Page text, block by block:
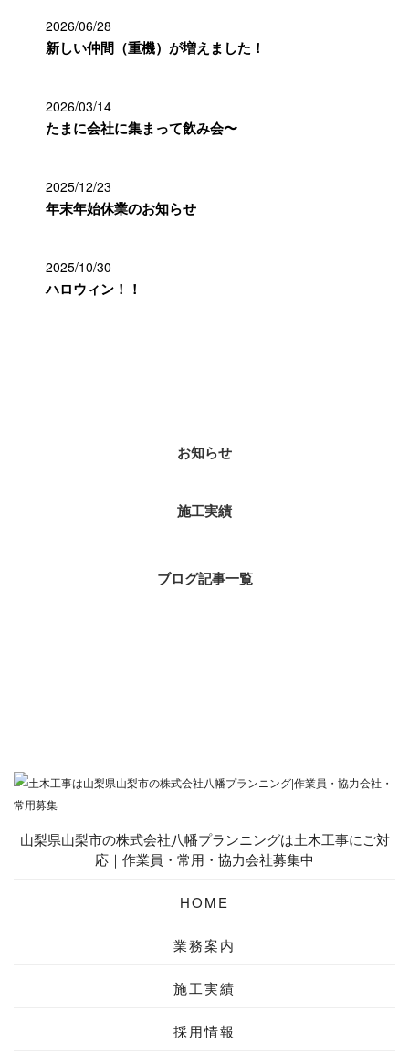
2026/06/28
新しい仲間（重機）が増えました！
2026/03/14
たまに会社に集まって飲み会〜
2025/12/23
年末年始休業のお知らせ
2025/10/30
ハロウィン！！
お知らせ
施工実績
ブログ記事一覧
山梨県山梨市の株式会社八幡プランニングは土木工事にご対
応｜作業員・常用・協力会社募集中
HOME
業務案内
施工実績
採用情報